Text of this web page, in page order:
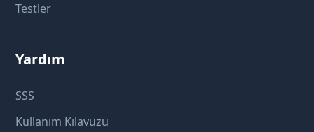
Testler
Yardım
SSS
Kullanım Kılavuzu